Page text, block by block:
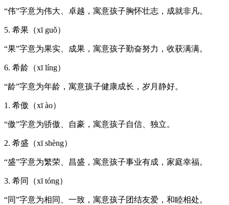
“伟”字意为伟大、卓越，寓意孩子胸怀壮志，成就非凡。
5. 希果（xī guǒ）
“果”字意为果实、成果，寓意孩子勤奋努力，收获满满。
6. 希龄（xī líng）
“龄”字意为年龄，寓意孩子健康成长，岁月静好。
1. 希傲（xī ào）
“傲”字意为骄傲、自豪，寓意孩子自信、独立。
2. 希盛（xī shèng）
“盛”字意为繁荣、昌盛，寓意孩子事业有成，家庭幸福。
3. 希同（xī tóng）
“同”字意为相同、一致，寓意孩子团结友爱，和睦相处。